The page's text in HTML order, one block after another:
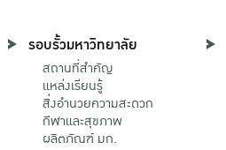
รอบรั้วมหาวิทยาลัย
สถานที่สำคัญ
แหล่งเรียนรู้
สิ่งอำนวยความสะดวก
กีฬาและสุขภาพ
ผลิตภัณฑ์ มก.